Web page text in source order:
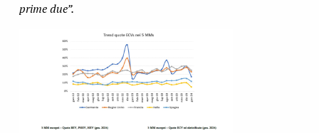
prime due”.